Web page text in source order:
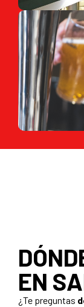
EN
¿Te preguntas